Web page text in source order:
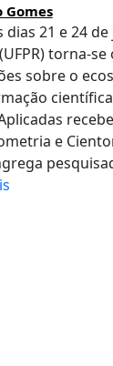
Gomes
dias 21 e 24
torna-
sobre o
e